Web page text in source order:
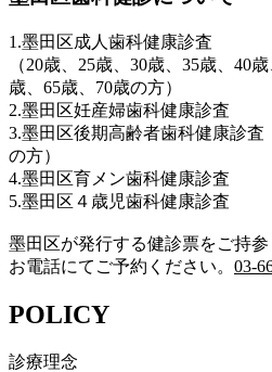
1.墨田区成人歯科健康診査
（20歳、25歳、30歳、35歳、40
歳、65歳、70歳の方）
2.墨田区妊産婦歯科健康診査
3.墨田区後期高齢者歯科健康診査
の方）
4.墨田区育メン歯科健康診査
5.墨田区４歳児歯科健康診査
墨田区が発行する健診票をご持参
お電話にてご予約ください。 03-
POLICY
診療理念